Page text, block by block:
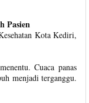
Pasien
Kota Kediri,
Cuaca panas
menjadi terganggu.